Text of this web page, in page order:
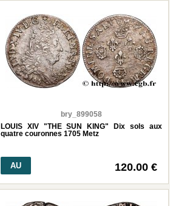
bry_899058
LOUIS XIV "THE SUN KING" Dix sols aux
quatre couronnes 1705 Metz
AU 120.00 €